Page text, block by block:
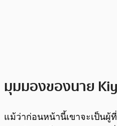
มุมมองของนาย
แม้ว่าก่อนหน้านี้เขาจะเป็นผู้